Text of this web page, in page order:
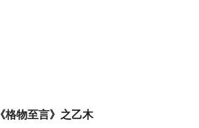
《格物至言》之乙木